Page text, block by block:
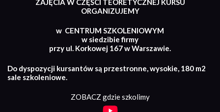
ZAJĘCIA W CZĘŚCI TEORETYCZNEJ KURSU
ORGANIZUJEMY
w CENTRUM SZKOLENIOWYM
w siedzibie firmy
przy ul. Korkowej 167 w Warszawie.
Do dyspozycji kursantów są przestronne, wysokie, 180 m2
sale szkoleniowe.
ZOBACZ gdzie szkolimy